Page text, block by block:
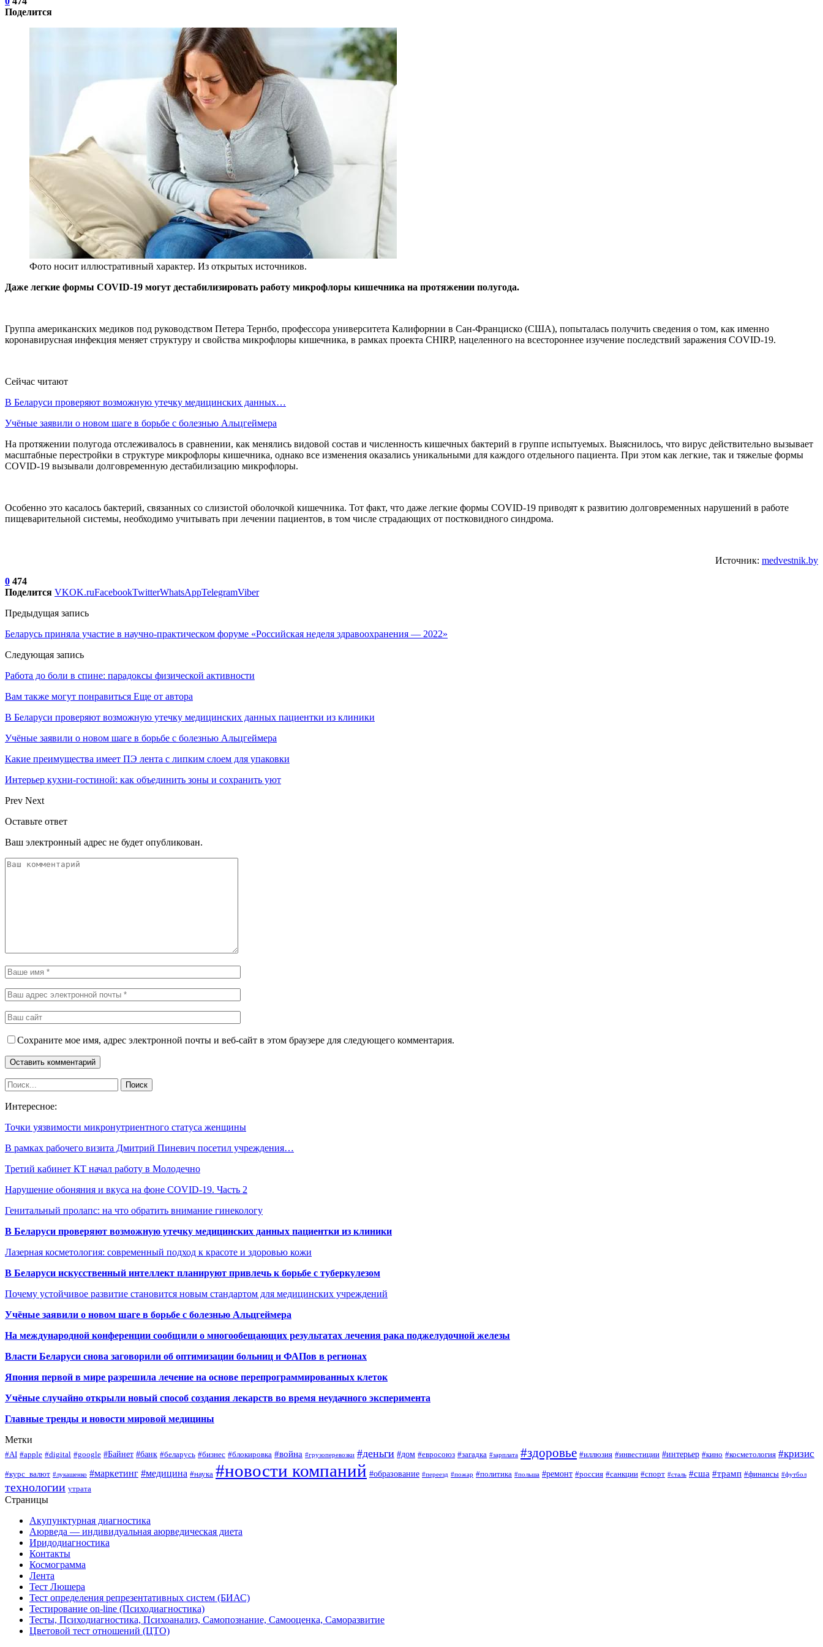
Поделится
Фото носит иллюстративный характер. Из открытых источников.
Даже легкие формы COVID-19 могут дестабилизировать работу микрофлоры кишечника на протяжении полугода.
Группа американских медиков под руководством Петера Тернбо, профессора университета Калифорнии в Сан-Франциско (США), попыталась получить сведения о том, как именно
коронавирусная инфекция меняет структуру и свойства микрофлоры кишечника, в рамках проекта CHIRP, нацеленного на всестороннее изучение последствий заражения COVID-19.
Сейчас читают
В Беларуси проверяют возможную утечку медицинских данных…
Учёные заявили о новом шаге в борьбе с болезнью Альцгеймера
На протяжении полугода отслеживалось в сравнении, как менялись видовой состав и численность кишечных бактерий в группе испытуемых. Выяснилось, что вирус действительно вызывает
масштабные перестройки в структуре микрофлоры кишечника, однако все изменения оказались уникальными для каждого отдельного пациента. При этом как легкие, так и тяжелые формы
COVID-19 вызывали долговременную дестабилизацию микрофлоры.
Особенно это касалось бактерий, связанных со слизистой оболочкой кишечника. Тот факт, что даже легкие формы COVID-19 приводят к развитию долговременных нарушений в работе
пищеварительной системы, необходимо учитывать при лечении пациентов, в том числе страдающих от постковидного синдрома.
Источник: medvestnik.by
0 474
Поделится VKOK.ruFacebookTwitterWhatsAppTelegramViber
Предыдущая запись
Беларусь приняла участие в научно-практическом форуме «Российская неделя здравоохранения — 2022»
Следующая запись
Работа до боли в спине: парадоксы физической активности
Вам также могут понравиться Еще от автора
В Беларуси проверяют возможную утечку медицинских данных пациентки из клиники
Учёные заявили о новом шаге в борьбе с болезнью Альцгеймера
Какие преимущества имеет ПЭ лента с липким слоем для упаковки
Интерьер кухни-гостиной: как объединить зоны и сохранить уют
Prev Next
Оставьте ответ
Ваш электронный адрес не будет опубликован.
Сохраните мое имя, адрес электронной почты и веб-сайт в этом браузере для следующего комментария.
Интересное:
Точки уязвимости микронутриентного статуса женщины
В рамках рабочего визита Дмитрий Пиневич посетил учреждения…
Третий кабинет КТ начал работу в Молодечно
Нарушение обоняния и вкуса на фоне COVID-19. Часть 2
Генитальный пролапс: на что обратить внимание гинекологу
В Беларуси проверяют возможную утечку медицинских данных пациентки из клиники
Лазерная косметология: современный подход к красоте и здоровью кожи
В Беларуси искусственный интеллект планируют привлечь к борьбе с туберкулезом
Почему устойчивое развитие становится новым стандартом для медицинских учреждений
Учёные заявили о новом шаге в борьбе с болезнью Альцгеймера
На международной конференции сообщили о многообещающих результатах лечения рака поджелудочной железы
Власти Беларуси снова заговорили об оптимизации больниц и ФАПов в регионах
Япония первой в мире разрешила лечение на основе перепрограммированных клеток
Учёные случайно открыли новый способ создания лекарств во время неудачного эксперимента
Главные тренды и новости мировой медицины
Метки
#AI #apple #digital #google #Байнет #банк #беларусь #бизнес #блокировка #война #грузоперевозки #деньги #дом #евросоюз #загадка #зарплата #здоровье #иллюзия #инвестиции #интерьер #кино #косметология #кризис
#курс_валют #лукашенко #маркетинг #медицина #наука #новости компаний #образование #переезд #пожар #политика #польша #ремонт #россия #санкции #спорт #сталь #сша #трамп #финансы #футбол
технологии утрата
Страницы
Акупунктурная диагностика
Аюрведа — индивидуальная аюрведическая диета
Иридодиагностика
Контакты
Космограмма
Лента
Тест Люшера
Тест определения репрезентативных систем (БИАС)
Тестирование on-line (Психодиагностика)
Тесты, Психодиагностика, Психоанализ, Самопознание, Самооценка, Саморазвитие
Цветовой тест отношений (ЦТО)